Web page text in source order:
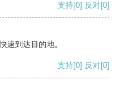
支持[0] 反对[0]
速到达目的地。
支持[0] 反对[0]